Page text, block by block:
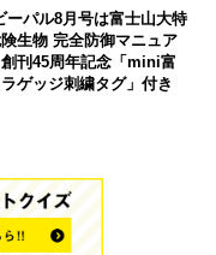
パル8月号は富士山大特
生物 完全防御マニュア
刊45周年記念「mini富
ゲッジ刺繍タグ」付き